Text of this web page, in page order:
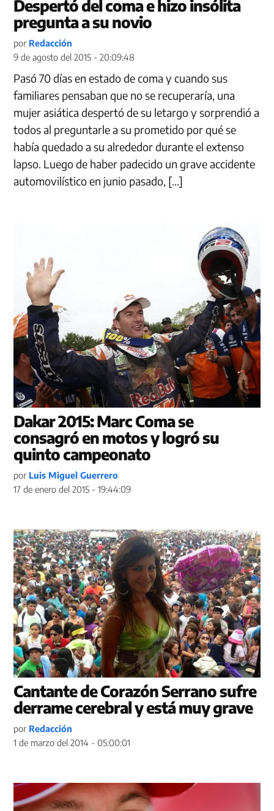
Despertó del coma e hizo insólita
pregunta a su novio
por Redacción
9 de agosto del 2015 - 20:09:48
Pasó 70 días en estado de coma y cuando sus
familiares pensaban que no se recuperaría, una
mujer asiática despertó de su letargo y sorprendió a
todos al preguntarle a su prometido por qué se
había quedado a su alrededor durante el extenso
lapso. Luego de haber padecido un grave accidente
automovilístico en junio pasado, […]
Dakar 2015: Marc Coma se
consagró en motos y logró su
quinto campeonato
por Luis Miguel Guerrero
17 de enero del 2015 - 19:44:09
Cantante de Corazón Serrano sufre
derrame cerebral y está muy grave
por Redacción
1 de marzo del 2014 - 05:00:01